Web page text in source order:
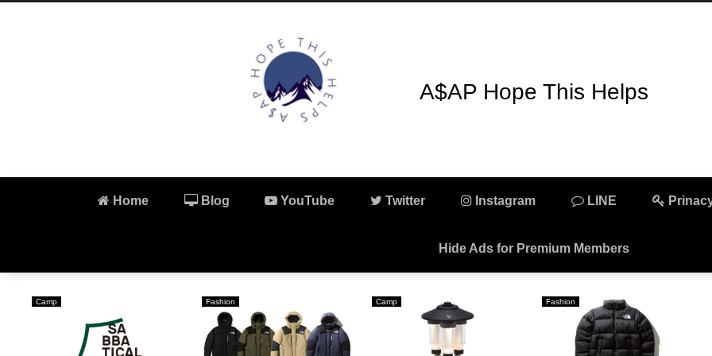
A$AP Hope This Helps
Home Blog YouTube Twitter Instagram LINE
Hide Ads for Premium Members
Fashion Fashion Camp Camp